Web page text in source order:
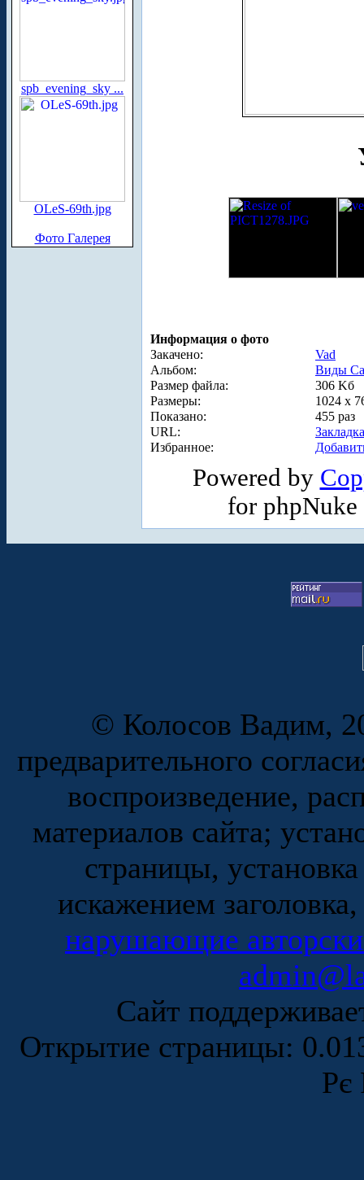
spb_evening_sky ...
OLeS-69th.jpg
Фото Галерея
Информация о фото
Закачено:
Vad
Альбом:
Виды
Размер файла:
306 Kб
Размеры:
1024 x
Показано:
455 раз
URL:
Избранное:
Powered by
for
© Колосов Вадим,
предварительного
воспроизведение,
материалов сайта;
страницы,
искажением
нарушающие
Сайт
Открытие страницы:
Рє